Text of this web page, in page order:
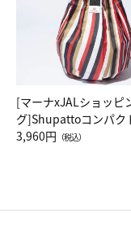
[マーナxJALショッピ
グ]Shupattoコンパク
Drop JAL客室乗務員（
3,960円 （税込）